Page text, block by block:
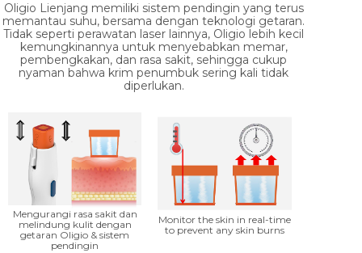
Oligio Lienjang memiliki sistem pendingin yang terus
memantau suhu, bersama dengan teknologi getaran.
Tidak seperti perawatan laser lainnya, Oligio lebih kecil
kemungkinannya untuk menyebabkan memar,
pembengkakan, dan rasa sakit, sehingga cukup
nyaman bahwa krim penumbuk sering kali tidak
diperlukan.
Mengurangi rasa sakit dan
melindung kulit dengan
getaran Oligio & sistem
pendingin
Monitor the skin in real-time
to prevent any skin burns